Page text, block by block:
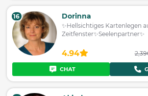
16 Dorinna
✨Hellsichtiges Kartenlegen
Zeitfenster✨Seelenpartner✨
4.94
CHAT